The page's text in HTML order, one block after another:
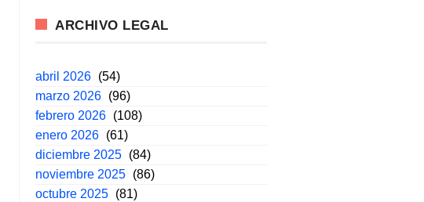
ARCHIVO LEGAL
abril 2026 (54)
marzo 2026 (96)
febrero 2026 (108)
enero 2026 (61)
diciembre 2025 (84)
noviembre 2025 (86)
octubre 2025 (81)